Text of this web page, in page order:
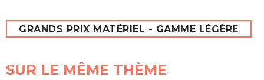
GRANDS PRIX MATÉRIEL - GAMME LÉGÈRE
SUR LE MÊME THÈME